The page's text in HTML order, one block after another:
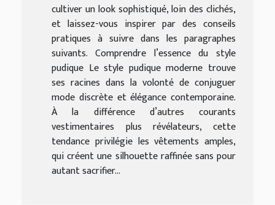
cultiver un look sophistiqué, loin des clichés,
et laissez-vous inspirer par des conseils
pratiques à suivre dans les paragraphes
suivants. Comprendre l’essence du style
pudique Le style pudique moderne trouve
ses racines dans la volonté de conjuguer
mode discrète et élégance contemporaine.
À la différence d’autres courants
vestimentaires plus révélateurs, cette
tendance privilégie les vêtements amples,
qui créent une silhouette raffinée sans pour
autant sacrifier...